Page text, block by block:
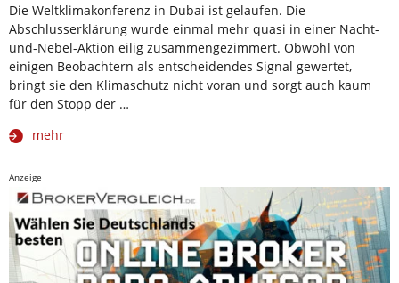
Die Weltklimakonferenz in Dubai ist gelaufen. Die
Abschlusserklärung wurde einmal mehr quasi in einer Nacht-
und-Nebel-Aktion eilig zusammengezimmert. Obwohl von
einigen Beobachtern als entscheidendes Signal gewertet,
bringt sie den Klimaschutz nicht voran und sorgt auch kaum
für den Stopp der …
mehr
Anzeige